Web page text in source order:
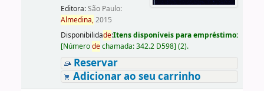
Editora:São Paulo:
Almedina,2015
Disponibilidade:Itens disponíveis para empréstimo:
[Númerodechamada:342.2 D598] (2).
Reservar
Adicionar ao seu carrinho